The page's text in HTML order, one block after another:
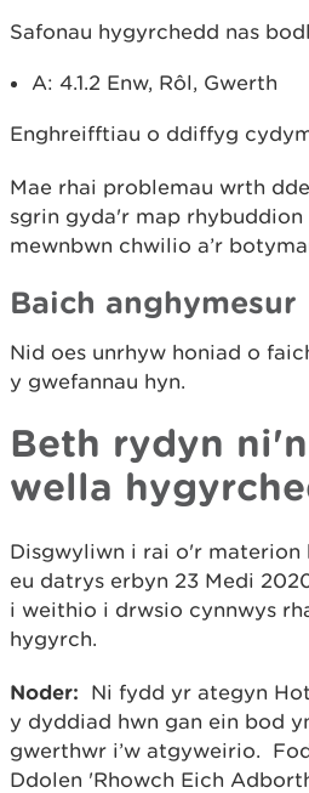
Safonau hygyrchedd nas
A: 4.1.2 Enw, Rôl, Gwerth
Enghreifftiau o ddiffyg
Mae rhai problemau wrth
sgrin gyda'r map
mewnbwn chwilio a’r
Baich anghymesur
Nid oes unrhyw honiad o
y gwefannau hyn.
Beth rydyn
wella
Disgwyliwn i rai o'r materion
eu datrys erbyn 23 Medi
i weithio i drwsio cynnwys
hygyrch.
Noder:
Ni fydd yr ategyn
y dyddiad hwn gan ein bod
gwerthwr i’w atgyweirio.
Ddolen 'Rhowch Eich